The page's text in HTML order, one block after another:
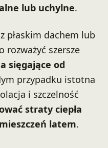
lub uchylne.
płaskim dachem lub
szersze
sięgające od
przypadku istotna
i szczelność
straty ciepła
latem.